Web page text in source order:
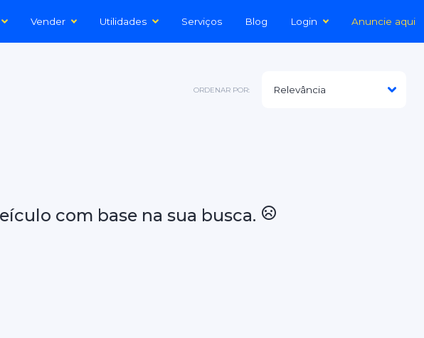
Vender Utilidades Serviços Blog Login Anuncie aqui
ORDENAR POR:
com base na sua busca.